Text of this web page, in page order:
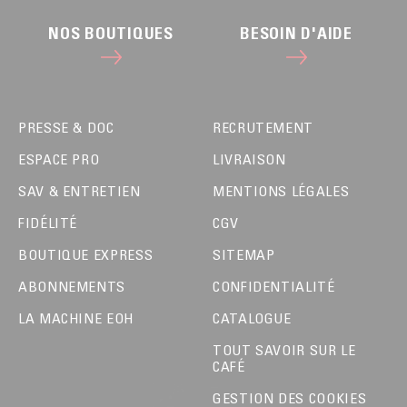
NOS BOUTIQUES BESOIN D'AIDE
PRESSE & DOC
ESPACE PRO
SAV & ENTRETIEN
FIDÉLITÉ
BOUTIQUE EXPRESS
ABONNEMENTS
LA MACHINE EOH
RECRUTEMENT
LIVRAISON
MENTIONS LÉGALES
CGV
SITEMAP
CONFIDENTIALITÉ
CATALOGUE
TOUT SAVOIR SUR LE
CAFÉ
GESTION DES COOKIES